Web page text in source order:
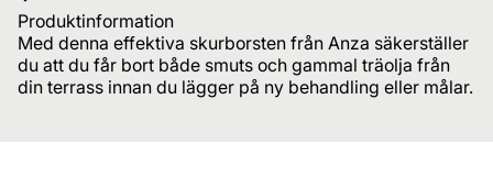
Produktinformation
Med denna effektiva skurborsten från Anza säkerställer
du att du får bort både smuts och gammal träolja från
din terrass innan du lägger på ny behandling eller målar.